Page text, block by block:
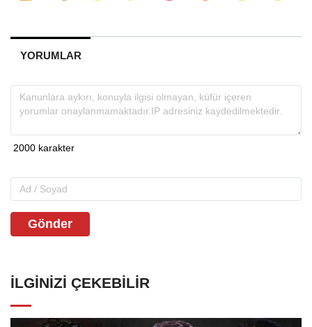
YORUMLAR
Gönder
İLGINIZI ÇEKEBILIR